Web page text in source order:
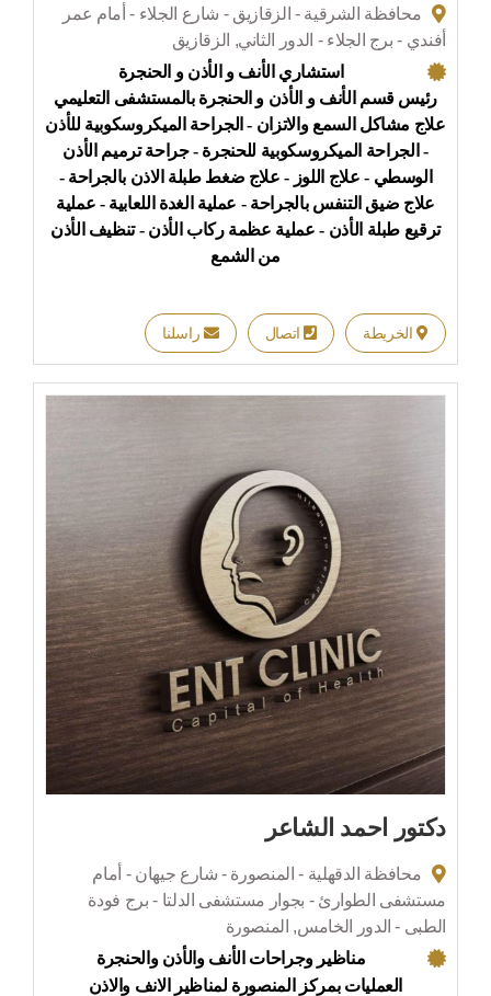
محافظة الشرقية - الزقازيق - شارع الجلاء - أمام عمر
أفندي - برج الجلاء - الدور الثاني, الزقازيق
استشاري الأنف و الأذن و الحنجرة
رئيس قسم الأنف و الأذن و الحنجرة بالمستشفى التعليمي
علاج مشاكل السمع والاتزان - الجراحة الميكروسكوبية للأذن
- الجراحة الميكروسكوبية للحنجرة - جراحة ترميم الأذن
الوسطي - علاج اللوز - علاج ضغط طبلة الاذن بالجراحة -
علاج ضيق التنفس بالجراحة - عملية الغدة اللعابية - عملية
ترقيع طبلة الأذن - عملية عظمة ركاب الأذن - تنظيف الأذن
من الشمع
الخريطة اتصال راسلنا
دكتور احمد الشاعر
محافظة الدقهلية - المنصورة - شارع جيهان - أمام
مستشفى الطوارئ - بجوار مستشفى الدلتا - برج فودة
الطبى - الدور الخامس, المنصورة
مناظير وجراحات الأنف والأذن والحنجرة
العمليات بمركز المنصورة لمناظير الانف والاذن